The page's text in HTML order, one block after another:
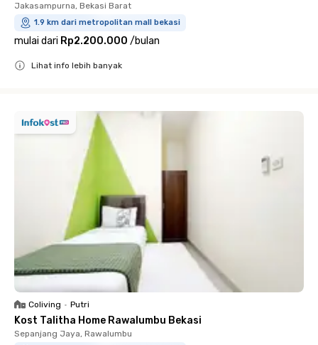
Jakasampurna, Bekasi Barat
1.9 km dari metropolitan mall bekasi
mulai dari Rp2.200.000 /bulan
Lihat info lebih banyak
Coliving • Putri
Kost Talitha Home Rawalumbu Bekasi
Sepanjang Jaya, Rawalumbu